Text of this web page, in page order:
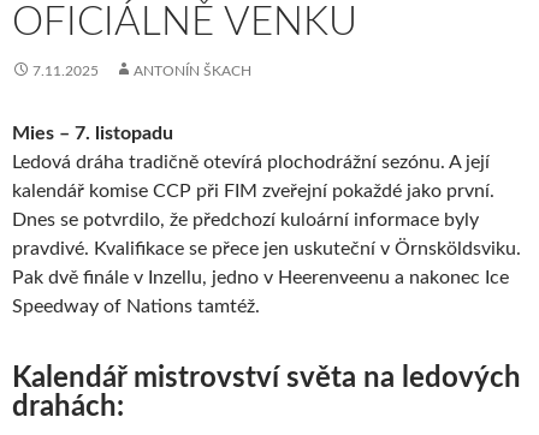
OFICIÁLNĚ VENKU
7.11.2025 ANTONÍN ŠKACH
Mies – 7. listopadu
Ledová dráha tradičně otevírá plochodrážní sezónu. A její
kalendář komise CCP při FIM zveřejní pokaždé jako první.
Dnes se potvrdilo, že předchozí kuloární informace byly
pravdivé. Kvalifikace se přece jen uskuteční v Örnsköldsviku.
Pak dvě finále v Inzellu, jedno v Heerenveenu a nakonec Ice
Speedway of Nations tamtéž.
Kalendář mistrovství světa na ledových
drahách: